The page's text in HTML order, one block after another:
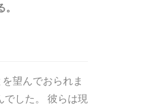
望んでおられま
でした。 彼らは現